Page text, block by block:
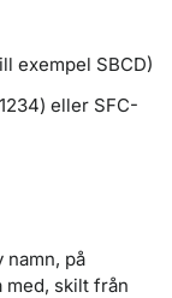
exempel SBCD)
eller SFC-
namn, på
med, skilt från